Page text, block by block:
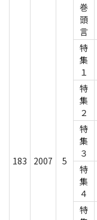
183 2007 5
巻
頭
言
特
集
１
特
集
２
特
集
３
特
集
４
特